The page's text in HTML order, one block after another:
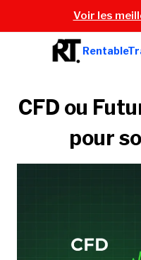
Voir les
CFD ou
pour